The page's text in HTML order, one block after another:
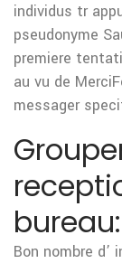
individus tr
pseudonyme
premiere
au vu de
messager
bureau:
Bon nombre